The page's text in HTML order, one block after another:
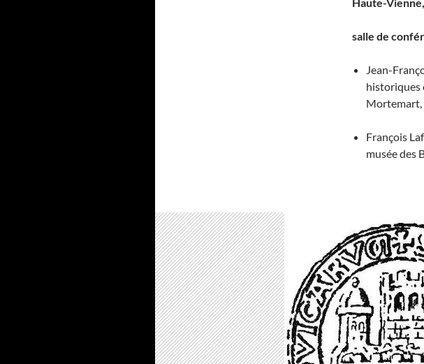
salle de
Jean-
historiques
Mortemart,
François
musée des